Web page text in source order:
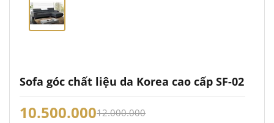
Sofa góc chất liệu da Korea cao cấp SF-02
10.500.00012.000.000